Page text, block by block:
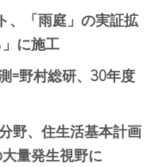
、「雨庭」の実証拡
に施工
=野村総研、30年度
野、住生活基本計画
量発生視野に